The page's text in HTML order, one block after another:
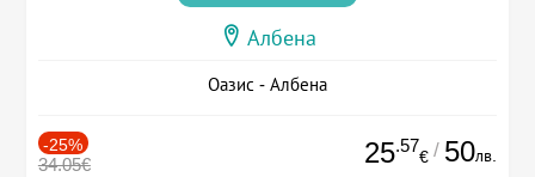
Албена
Оазис - Албена
-25%
34.05€ 25.57
€ / 50лв.